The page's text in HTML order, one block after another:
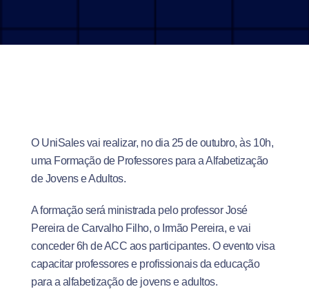
O UniSales vai realizar, no dia 25 de outubro, às 10h,
uma Formação de Professores para a Alfabetização
de Jovens e Adultos.
A formação será ministrada pelo professor José
Pereira de Carvalho Filho, o Irmão Pereira, e vai
conceder 6h de ACC aos participantes. O evento visa
capacitar professores e profissionais da educação
para a alfabetização de jovens e adultos.